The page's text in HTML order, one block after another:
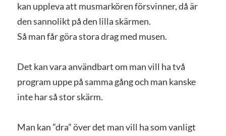
kan uppleva att musmarkören försvinner, då är
den sannolikt på den lilla skärmen.
Så man får göra stora drag med musen.
Det kan vara användbart om man vill ha två
program uppe på samma gång och man kanske
inte har så stor skärm.
Man kan ”dra” över det man vill ha som vanligt